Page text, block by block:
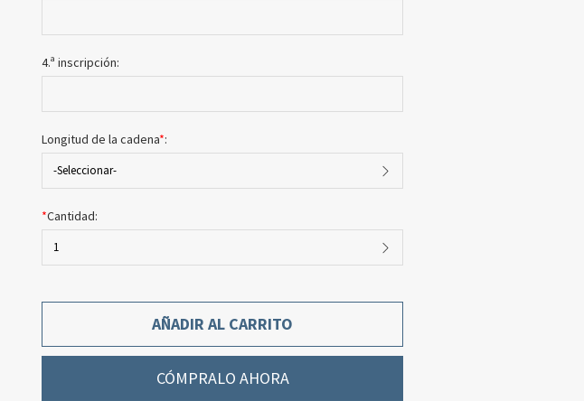
4.ª inscripción:
Longitud de la cadena*:
-Seleccionar-
*Cantidad:
1
AÑADIR AL CARRITO
CÓMPRALO AHORA